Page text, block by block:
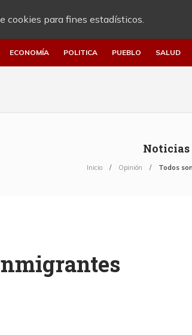
cookies para fines estadísticos.
ECONOMÍA POLITICA PUEBLO SALUD
Noticias
Inicio Opinión Todos